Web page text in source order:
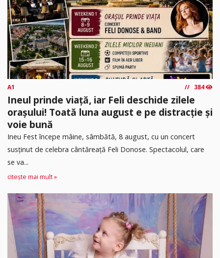
A1 384
Ineul prinde viață, iar Feli deschide zilele
orașului! Toată luna august e pe distracție și
voie bună
Ineu Fest începe mâine, sâmbătă, 8 august, cu un concert
susținut de celebra cântăreață Feli Donose. Spectacolul, care
se va...
citește mai mult »